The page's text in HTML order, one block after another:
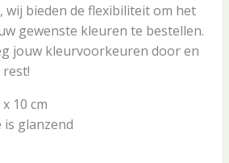
wij bieden de flexibiliteit om het
gewenste kleuren te bestellen.
jouw kleurvoorkeuren door en
10 cm
glanzend